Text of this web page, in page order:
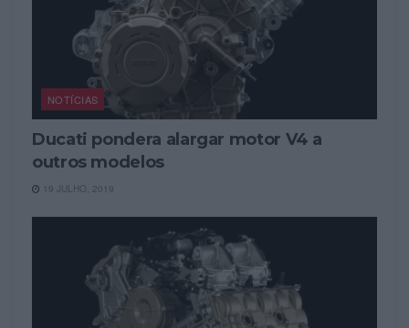
NOTÍCIAS
Ducati pondera alargar motor V4 a
outros modelos
19 JULHO, 2019